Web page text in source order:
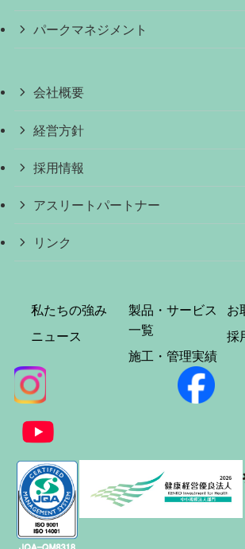
パークマネジメント
会社概要
経営方針
採用情報
アスリートパートナー
リンク
私たちの強み
ニュース
製品・サービス
一覧
施工・管理実績
お
採